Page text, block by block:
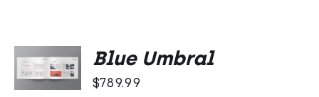
DO
KOSZYKA
/
Blue Umbral
$789.99